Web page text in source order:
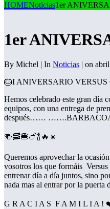
HOMENoticias1er
1er
By Michel | In Noticias | on
🎂I ANIVERSARIO VERSUS
Hemos celebrado este gran día
equipos, con una entrega de
después……
🍻🥓🍔🍗🍾🔥☀️
Queremos aprovechar la
vosotros los que formáis
entrenar día a día juntos, sino
nada mas al entrar por la
G R A C I A S F A M I L I A !